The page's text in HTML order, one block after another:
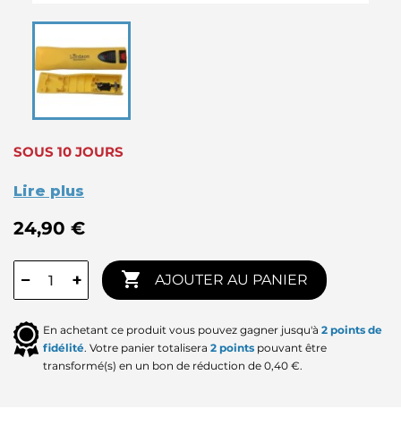
SOUS 10 JOURS
Lire plus
24,90 €
− +  AJOUTER AU PANIER
En achetant ce produit vous pouvez gagner jusqu'à 2 points de
fidélité. Votre panier totalisera 2 points pouvant être
transformé(s) en un bon de réduction de 0,40 €.